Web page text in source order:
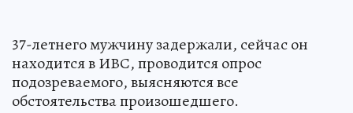
37-летнего мужчину задержали, сейчас он
находится в ИВС, проводится опрос
подозреваемого, выясняются все
обстоятельства произошедшего.